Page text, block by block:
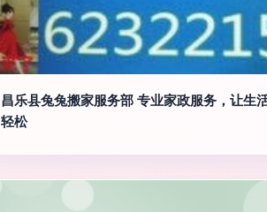
昌乐县兔兔搬家服务部 专业家政服务，让生
轻松